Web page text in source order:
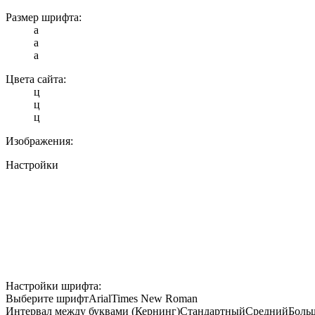
Размер шрифта:
a
a
a
Цвета сайта:
ц
ц
ц
Изображения:
Настройки
Настройки шрифта:
Выберите шрифтArialTimes New Roman
Интервал между буквами (Кернинг)СтандартныйСредний